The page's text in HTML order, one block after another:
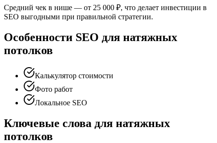
Средний чек в нише — от 25 000 ₽, что делает инвестиции в
SEO выгодными при правильной стратегии.
Особенности SEO для натяжных
потолков
Калькулятор стоимости
Фото работ
Локальное SEO
Ключевые слова для натяжных
потолков